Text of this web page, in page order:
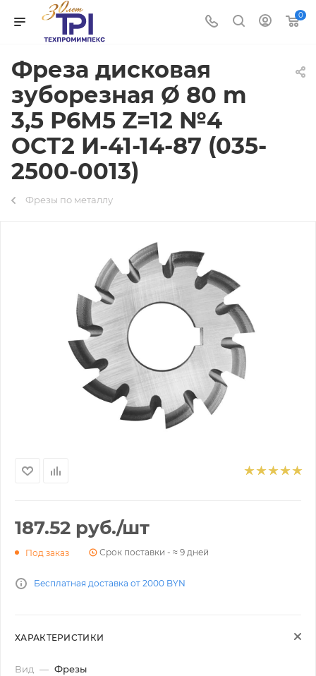
0
Фреза дисковая
зуборезная Ø 80 m
3,5 Р6М5 Z=12 №4
ОСТ2 И-41-14-87 (035-
2500-0013)
Фрезы по металлу
187.52 руб./шт
Под заказ Срок поставки - ≈ 9 дней
Бесплатная доставка от 2000 BYN
ХАРАКТЕРИСТИКИ
Вид — Фрезы